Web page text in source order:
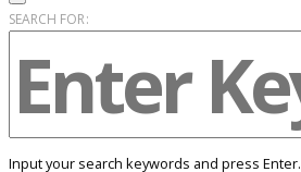
SEARCH FOR:
Input your search keywords and press Enter.